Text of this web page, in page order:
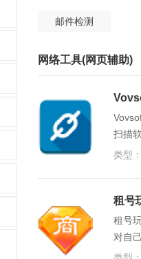
邮件检测
网络工具(网页辅助)
扫描
完整
类型：
租号
租号
对自
工作